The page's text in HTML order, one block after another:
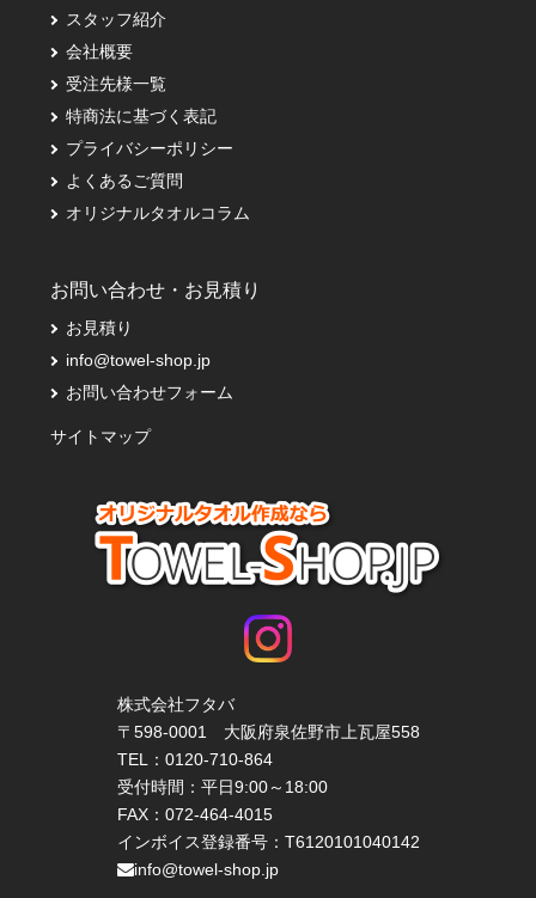
スタッフ紹介
会社概要
受注先様一覧
特商法に基づく表記
プライバシーポリシー
よくあるご質問
オリジナルタオルコラム
お問い合わせ・お見積り
お見積り
info@towel-shop.jp
お問い合わせフォーム
サイトマップ
株式会社フタバ
〒598-0001 大阪府泉佐野市上瓦屋558
TEL： 0120-710-864
受付時間：平日9:00～18:00
FAX：072-464-4015
インボイス登録番号：T6120101040142
info@towel-shop.jp